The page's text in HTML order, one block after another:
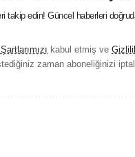
takip edin! Güncel haberleri
kabul etmiş ve
zaman aboneliğinizi